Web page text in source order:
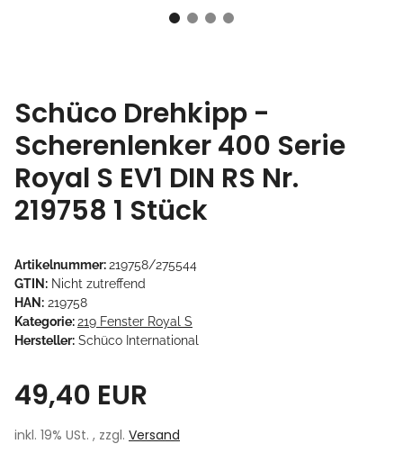
Schüco Drehkipp -
Scherenlenker 400 Serie
Royal S EV1 DIN RS Nr.
219758 1 Stück
Artikelnummer:219758/275544
GTIN: Nicht zutreffend
HAN: 219758
Kategorie:219 Fenster Royal S
Hersteller: Schüco International
49,40 EUR
inkl. 19% USt. , zzgl. Versand